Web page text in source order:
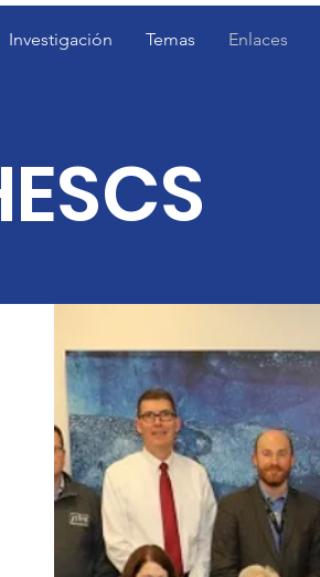
Investigación Temas Enlaces